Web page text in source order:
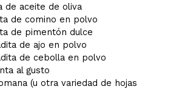
de aceite de oliva
de comino en polvo
de pimentón dulce
de ajo en polvo
de cebolla en polvo
al gusto
(u otra variedad de hojas